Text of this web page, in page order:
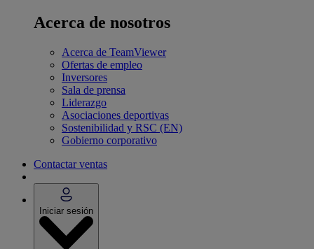
Acerca de nosotros
Acerca de TeamViewer
Ofertas de empleo
Inversores
Sala de prensa
Liderazgo
Asociaciones deportivas
Sostenibilidad y RSC (EN)
Gobierno corporativo
Contactar ventas
Iniciar sesión